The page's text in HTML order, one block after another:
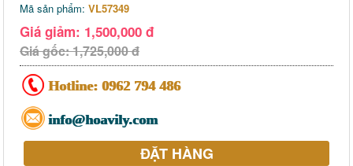
Mã sản phẩm: VL57349
Giá giảm: 1,500,000 đ
Giá gốc: 1,725,000 đ
Hotline: 0962 794 486
info@hoavily.com
ĐẶT HÀNG